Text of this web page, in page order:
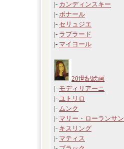
|- カンディンスキー
|- ボナール
|- セリュジエ
|- ラプラード
|- マイヨール
20世紀絵画
|- モディリアーニ
|- ユトリロ
|- ムンク
|- マリー・ローランサン
|- キスリング
|- マティス